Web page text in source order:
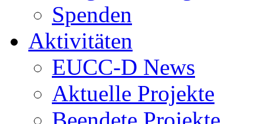
Spenden
Aktivitäten
EUCC-D News
Aktuelle Projekte